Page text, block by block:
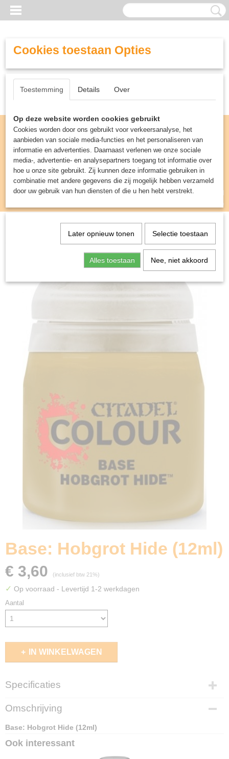
Inloggen Registreren
UW WINKELWAGEN
(0)
Miniature Gaming>Base: Hobgrot Hide (12ml)
Base: Hobgrot Hide (12ml)
€ 3,60 (inclusief btw 21%)
✓ Op voorraad - Levertijd 1-2 werkdagen
Aantal
IN WINKELWAGEN
Specificaties
EAN code
5011921188307
Omschrijving
Base: Hobgrot Hide (12ml)
Ook interessant
Cookies toestaan Opties
Toestemming Details Over
Op deze website worden cookies gebruikt
Cookies worden door ons gebruikt voor verkeersanalyse, het
aanbieden van sociale media-functies en het personaliseren van
informatie en advertenties. Daarnaast verlenen we onze sociale
media-, advertentie- en analysepartners toegang tot informatie over
hoe u onze site gebruikt. Zij kunnen deze informatie gebruiken in
combinatie met andere gegevens die zij mogelijk hebben verzameld
door uw gebruik van hun diensten of die u hen hebt verstrekt.
Later opnieuw tonen Selectie toestaan
Alles toestaan Nee, niet akkoord